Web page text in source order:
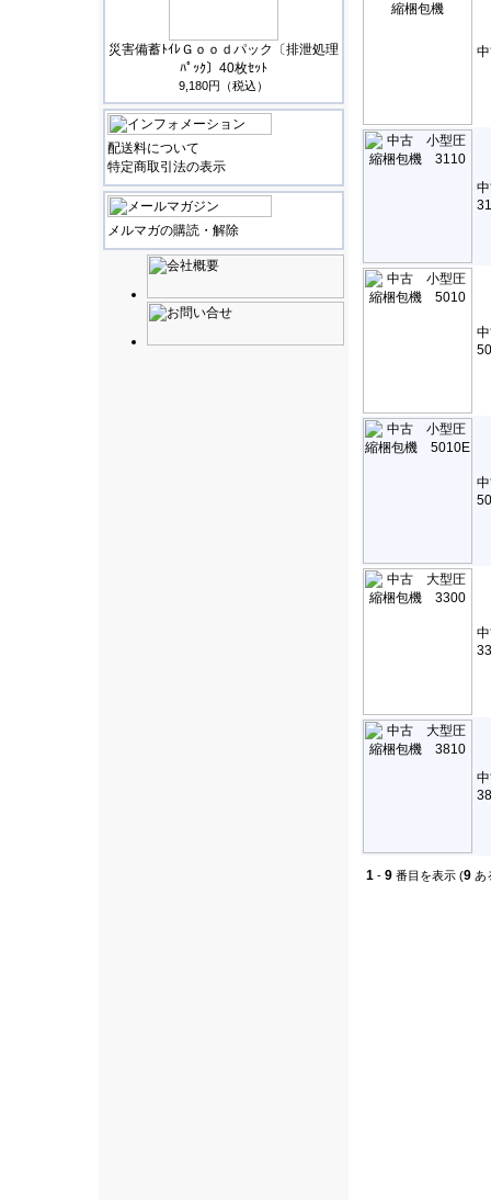
災害備蓄ﾄｲﾚＧｏｏｄパック〔排泄処理
ﾊﾟｯｸ〕40枚ｾｯﾄ
9,180円（税込）
配送料について
特定商取引法の表示
メルマガの購読・解除
1 - 9 番目を表示 (9 あ